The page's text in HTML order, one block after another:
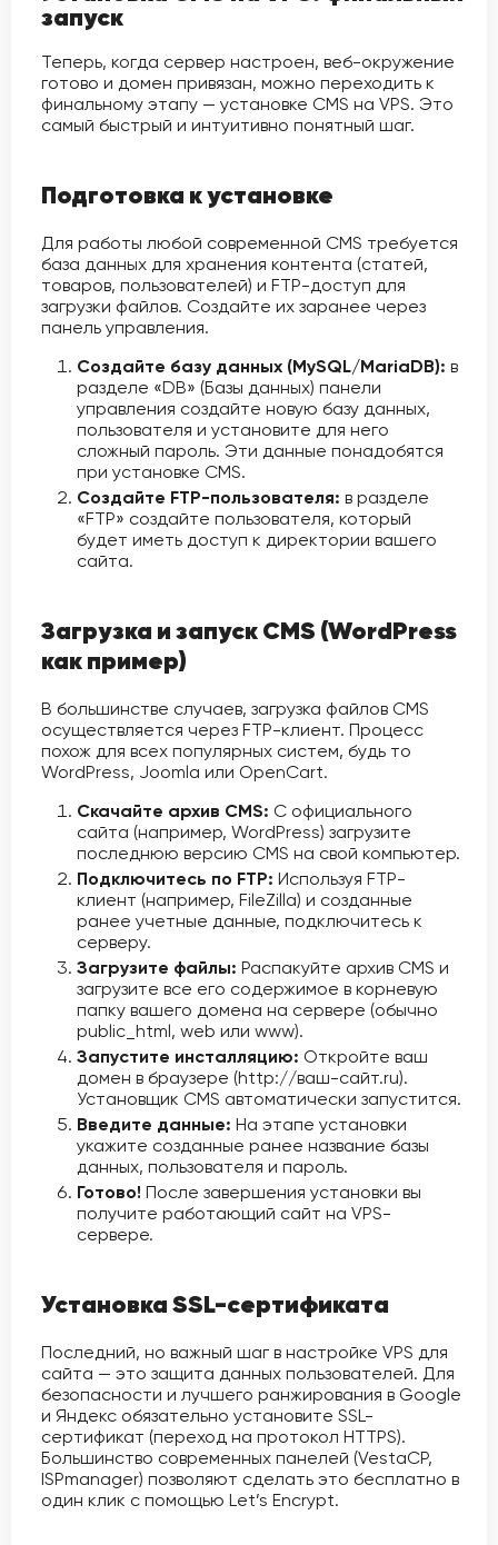
запуск
Теперь, когда сервер настроен, веб-окружение
готово и домен привязан, можно переходить к
финальному этапу — установке CMS на VPS. Это
самый быстрый и интуитивно понятный шаг.
Подготовка к установке
Для работы любой современной CMS требуется
база данных для хранения контента (статей,
товаров, пользователей) и FTP-доступ для
загрузки файлов. Создайте их заранее через
панель управления.
Создайте базу данных (MySQL/MariaDB): в
разделе «DB» (Базы данных) панели
управления создайте новую базу данных,
пользователя и установите для него
сложный пароль. Эти данные понадобятся
при установке CMS.
Создайте FTP-пользователя: в разделе
«FTP» создайте пользователя, который
будет иметь доступ к директории вашего
сайта.
Загрузка и запуск CMS (WordPress
как пример)
В большинстве случаев, загрузка файлов CMS
осуществляется через FTP-клиент. Процесс
похож для всех популярных систем, будь то
WordPress, Joomla или OpenCart.
Скачайте архив CMS: С официального
сайта (например, WordPress) загрузите
последнюю версию CMS на свой компьютер.
Подключитесь по FTP: Используя FTP-
клиент (например, FileZilla) и созданные
ранее учетные данные, подключитесь к
серверу.
Загрузите файлы: Распакуйте архив CMS и
загрузите все его содержимое в корневую
папку вашего домена на сервере (обычно
public_html, web или www).
Запустите инсталляцию: Откройте ваш
домен в браузере (http://ваш-сайт.ru).
Установщик CMS автоматически запустится.
Введите данные: На этапе установки
укажите созданные ранее название базы
данных, пользователя и пароль.
Готово! После завершения установки вы
получите работающий сайт на VPS-
сервере.
Установка SSL-сертификата
Последний, но важный шаг в настройке VPS для
сайта — это защита данных пользователей. Для
безопасности и лучшего ранжирования в Google
и Яндекс обязательно установите SSL-
сертификат (переход на протокол HTTPS).
Большинство современных панелей (VestaCP,
ISPmanager) позволяют сделать это бесплатно в
один клик с помощью Let’s Encrypt.